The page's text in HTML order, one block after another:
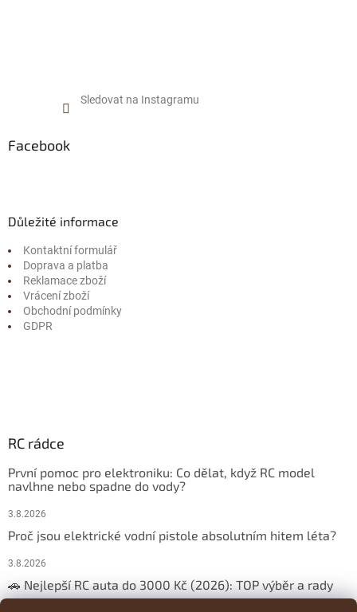
Sledovat na Instagramu
Facebook
Důležité informace
Kontaktní formulář
Doprava a platba
Reklamace zboží
Vrácení zboží
Obchodní podmínky
GDPR
RC rádce
První pomoc pro elektroniku: Co dělat, když RC model
navlhne nebo spadne do vody?
3.8.2026
Proč jsou elektrické vodní pistole absolutním hitem léta?
3.8.2026
🚗 Nejlepší RC auta do 3000 Kč (2026): TOP výběr a rady